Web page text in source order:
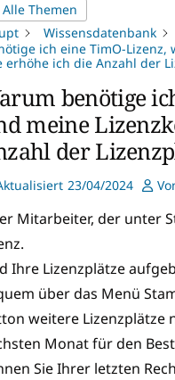
Alle Themen
Wissensdatenbank
ich eine TimO-Lizenz,
erhöhe ich die Anzahl der
benötige
meine
der
23/04/2024
Mitarbeiter, der unter
Ihre Lizenzplätze
über das Menü
weitere Lizenzplätze
Monat für den
Sie Ihrer letzten